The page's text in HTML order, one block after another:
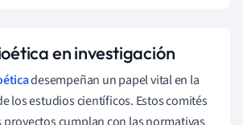
en investigación
desempeñan un papel vital en la
los estudios científicos. Estos comités
cumplan con las normativas